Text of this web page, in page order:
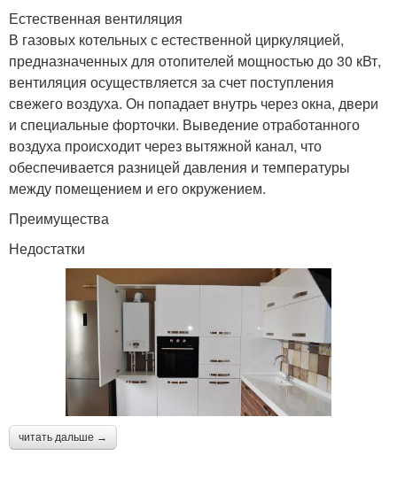
Естественная вентиляция
В газовых котельных с естественной циркуляцией,
предназначенных для отопителей мощностью до 30 кВт,
вентиляция осуществляется за счет поступления
свежего воздуха. Он попадает внутрь через окна, двери
и специальные форточки. Выведение отработанного
воздуха происходит через вытяжной канал, что
обеспечивается разницей давления и температуры
между помещением и его окружением.
Преимущества
Недостатки
читать дальше →